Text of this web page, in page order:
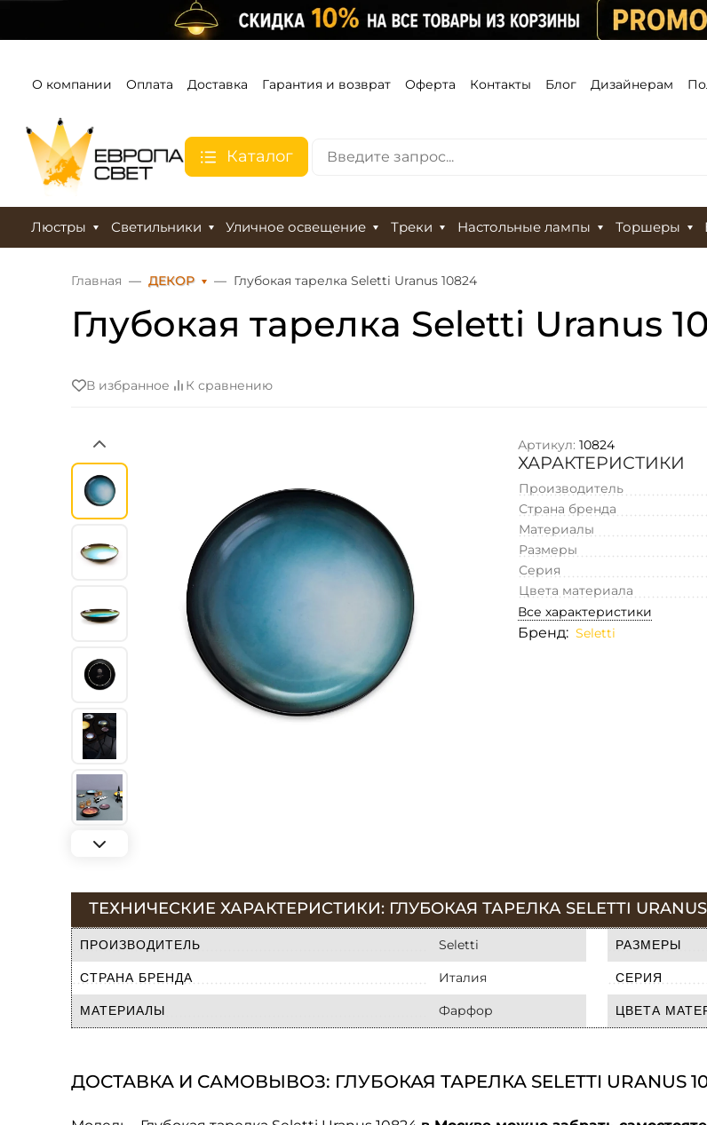
О компании Оплата Доставка Гарантия и возврат Оферта Контакты Блог Дизайнерам
Каталог
Люстры Светильники Уличное освещение Треки Настольные лампы Торшеры
Главная ДЕКОР Глубокая тарелка Seletti Uranus 10824
Глубокая тарелка Seletti Uranus
В избранное К сравнению
Артикул: 10824
ХАРАКТЕРИСТИКИ
Производитель
Страна бренда
Материалы
Размеры
Серия
Цвета материала
Все характеристики
Бренд: Seletti
ТЕХНИЧЕСКИЕ ХАРАКТЕРИСТИКИ: ГЛУБОКАЯ ТАРЕЛКА SELETTI URANUS
ПРОИЗВОДИТЕЛЬ Seletti
СТРАНА БРЕНДА Италия
МАТЕРИАЛЫ Фарфор
РАЗМЕРЫ
СЕРИЯ
ЦВЕТА
ДОСТАВКА И САМОВЫВОЗ: ГЛУБОКАЯ ТАРЕЛКА SELETTI URANUS